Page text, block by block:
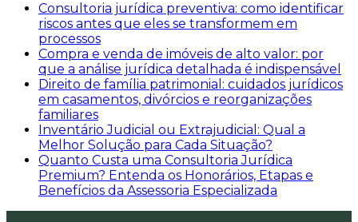
Consultoria jurídica preventiva: como identificar
riscos antes que eles se transformem em
processos
Compra e venda de imóveis de alto valor: por
que a análise jurídica detalhada é indispensável
Direito de família patrimonial: cuidados jurídicos
em casamentos, divórcios e reorganizações
familiares
Inventário Judicial ou Extrajudicial: Qual a
Melhor Solução para Cada Situação?
Quanto Custa uma Consultoria Jurídica
Premium? Entenda os Honorários, Etapas e
Benefícios da Assessoria Especializada